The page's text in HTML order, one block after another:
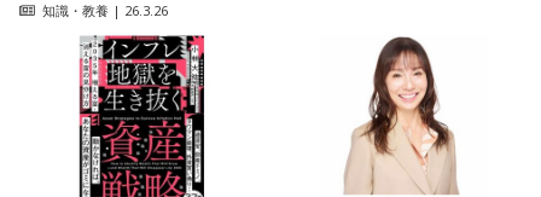
知識・教養 | 26.3.26